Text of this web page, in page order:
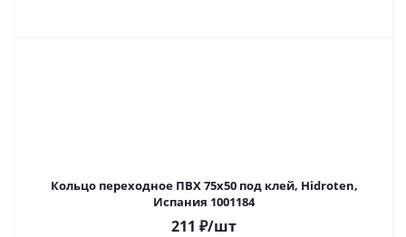
Кольцо переходное ПВХ 75х50 под клей, Hidroten,
Испания 1001184
211 ₽/шт